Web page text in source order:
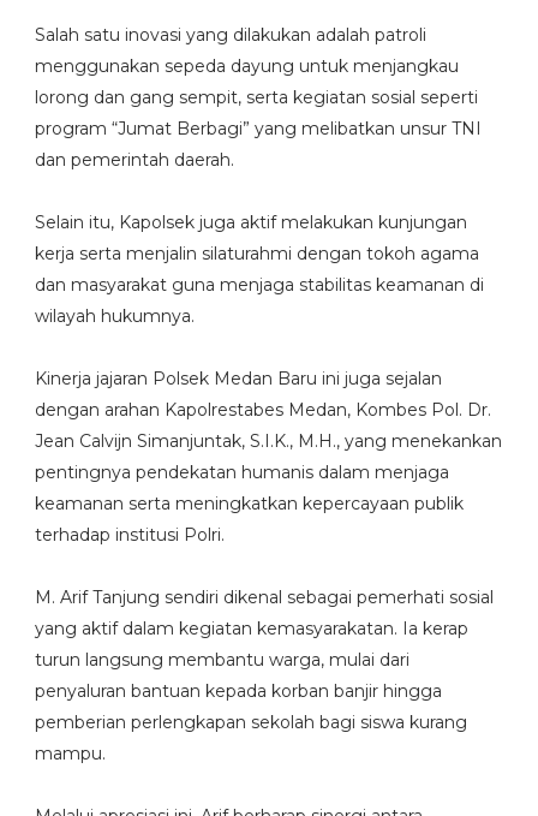
‎Salah satu inovasi yang dilakukan adalah patroli
menggunakan sepeda dayung untuk menjangkau
lorong dan gang sempit, serta kegiatan sosial seperti
program “Jumat Berbagi” yang melibatkan unsur TNI
dan pemerintah daerah.
‎Selain itu, Kapolsek juga aktif melakukan kunjungan
kerja serta menjalin silaturahmi dengan tokoh agama
dan masyarakat guna menjaga stabilitas keamanan di
wilayah hukumnya.
‎Kinerja jajaran Polsek Medan Baru ini juga sejalan
dengan arahan Kapolrestabes Medan, Kombes Pol. Dr.
Jean Calvijn Simanjuntak, S.I.K., M.H., yang menekankan
pentingnya pendekatan humanis dalam menjaga
keamanan serta meningkatkan kepercayaan publik
terhadap institusi Polri.
‎M. Arif Tanjung sendiri dikenal sebagai pemerhati sosial
yang aktif dalam kegiatan kemasyarakatan. Ia kerap
turun langsung membantu warga, mulai dari
penyaluran bantuan kepada korban banjir hingga
pemberian perlengkapan sekolah bagi siswa kurang
mampu.